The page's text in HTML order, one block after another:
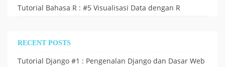
Tutorial Bahasa R : #5 Visualisasi Data dengan R
RECENT POSTS
Tutorial Django #1 : Pengenalan Django dan Dasar Web